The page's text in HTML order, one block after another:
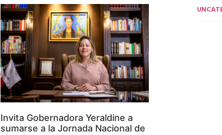
Invita Gobernadora Yeraldine a
sumarse a la Jornada Nacional de